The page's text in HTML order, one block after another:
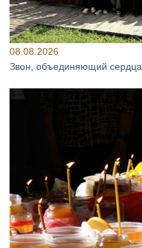
08.08.2026
Звон, объединяющий сердца